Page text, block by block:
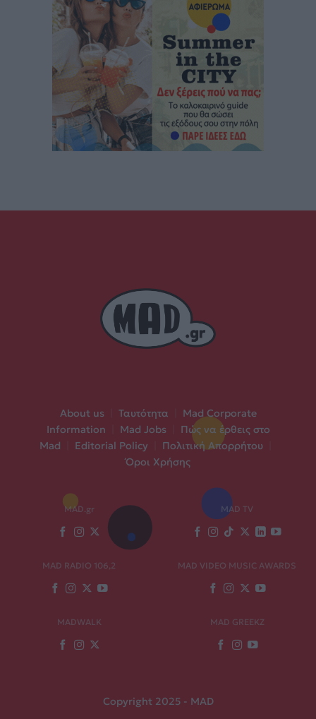
About us Ταυτότητα
Mad Corporate
Information
Mad Jobs
Πώς να έρθεις στο
Mad
Editorial Policy Πολιτική Απορρήτου
Όροι Χρήσης
MAD.gr MAD TV
MAD RADIO 106,2 MAD VIDEO MUSIC AWARDS
MADWALK MAD GREEKZ
Copyright 2025 - MAD